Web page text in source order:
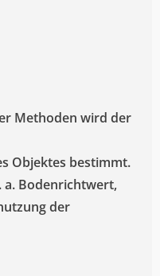
Methoden wird der
Objektes bestimmt.
a. Bodenrichtwert,
der